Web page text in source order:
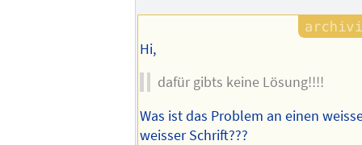
Hi,
dafür gibts keine Lösung!!!!
Was ist das Problem an einen
weisser Schrift???